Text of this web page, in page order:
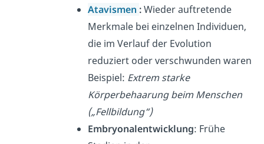
Atavismen :Wieder auftretende
Merkmale bei einzelnen Individuen,
die im Verlauf der Evolution
reduziert oder verschwunden waren
Beispiel: Extrem starke
Körperbehaarung beim Menschen
(„Fellbildung“)
Embryonalentwicklung: Frühe